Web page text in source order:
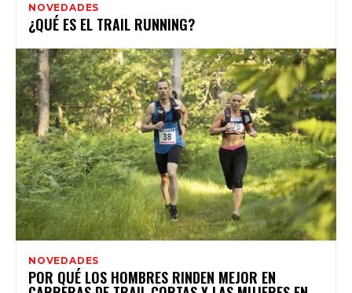
NOVEDADES
¿QUÉ ES EL TRAIL RUNNING?
NOVEDADES
POR QUÉ LOS HOMBRES RINDEN MEJOR EN